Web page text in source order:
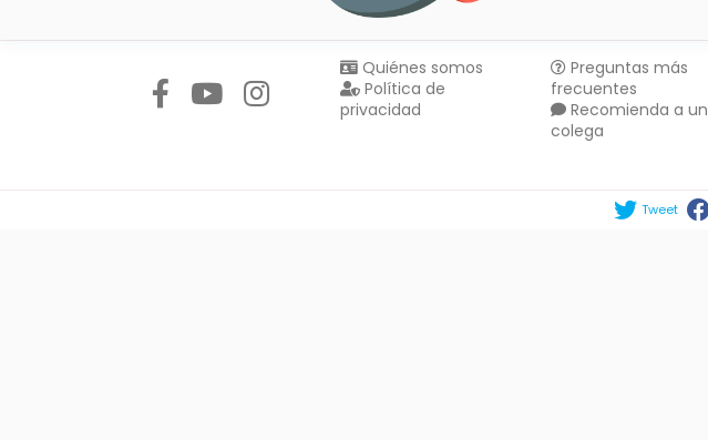
Quiénes somos
Política de
privacidad
Preguntas más
frecuentes
Recomienda a un
colega
Tweet